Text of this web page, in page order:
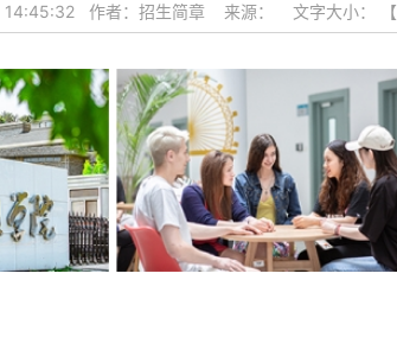
14:45:32 作者：招生简章 来源： 文字大小： 【